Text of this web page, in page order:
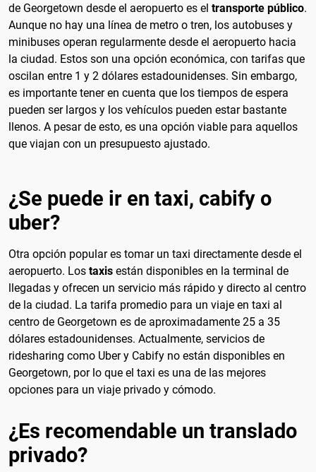
de Georgetown desde el aeropuerto es el transporte público.
Aunque no hay una línea de metro o tren, los autobuses y
minibuses operan regularmente desde el aeropuerto hacia
la ciudad. Estos son una opción económica, con tarifas que
oscilan entre 1 y 2 dólares estadounidenses. Sin embargo,
es importante tener en cuenta que los tiempos de espera
pueden ser largos y los vehículos pueden estar bastante
llenos. A pesar de esto, es una opción viable para aquellos
que viajan con un presupuesto ajustado.
¿Se puede ir en taxi, cabify o
uber?
Otra opción popular es tomar un taxi directamente desde el
aeropuerto. Los taxis están disponibles en la terminal de
llegadas y ofrecen un servicio más rápido y directo al centro
de la ciudad. La tarifa promedio para un viaje en taxi al
centro de Georgetown es de aproximadamente 25 a 35
dólares estadounidenses. Actualmente, servicios de
ridesharing como Uber y Cabify no están disponibles en
Georgetown, por lo que el taxi es una de las mejores
opciones para un viaje privado y cómodo.
¿Es recomendable un translado
privado?